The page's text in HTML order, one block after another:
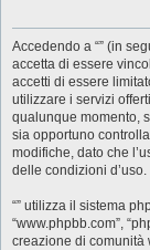
Accedendo a “” (in
accetta di essere
accetti di essere
utilizzare i servizi
qualunque momento,
sia opportuno
modifiche, dato che
delle condizioni d’uso.
“” utilizza il sistema
“www.phpbb.com”,
creazione di comunità